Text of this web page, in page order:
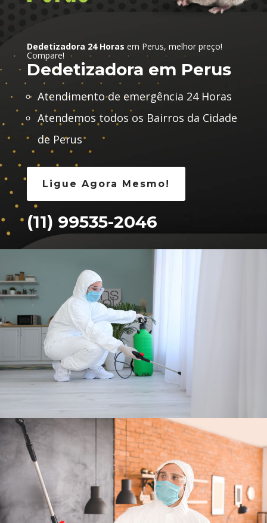
Dedetizadora 24 Horas em Perus, melhor preço!
Compare!
Dedetizadora em Perus
Atendimento de emergência 24 Horas
Atendemos todos os Bairros da Cidade
de Perus
Ligue Agora Mesmo!
(11) 99535-2046